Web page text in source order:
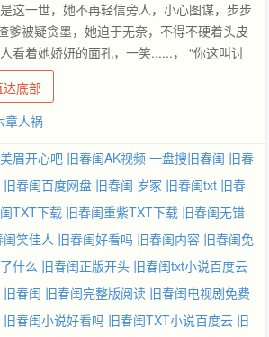
这一世，她不再轻信旁人，小心图谋，步步
爹被疑贪墨，她迫于无奈，不得不硬着头皮
看着她娇妍的面孔，一笑......， “你这叫讨
好。”然后，一路穷追猛打，为她保驾护
】【收起】
达底部
章人祸
眉开心吧 旧春闺AK视频 一盘搜旧春闺 旧春
旧春闺百度网盘 旧春闺 岁冢 旧春闺txt 旧春
TXT下载 旧春闺重紫TXT下载 旧春闺无错
闺笑佳人 旧春闺好看吗 旧春闺内容 旧春闺免
什么 旧春闺正版开头 旧春闺txt小说百度云
旧春闺 旧春闺完整版阅读 旧春闺电视剧免费
旧春闺小说好看吗 旧春闺TXT小说百度云 旧